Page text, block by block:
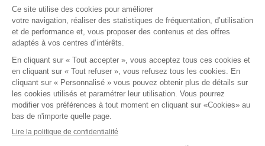
Recrutement
Trouvez un magasin
Rejoindre l'aventure
DEVENIR FRANCHISÉ
Conditions générales d'utilisation